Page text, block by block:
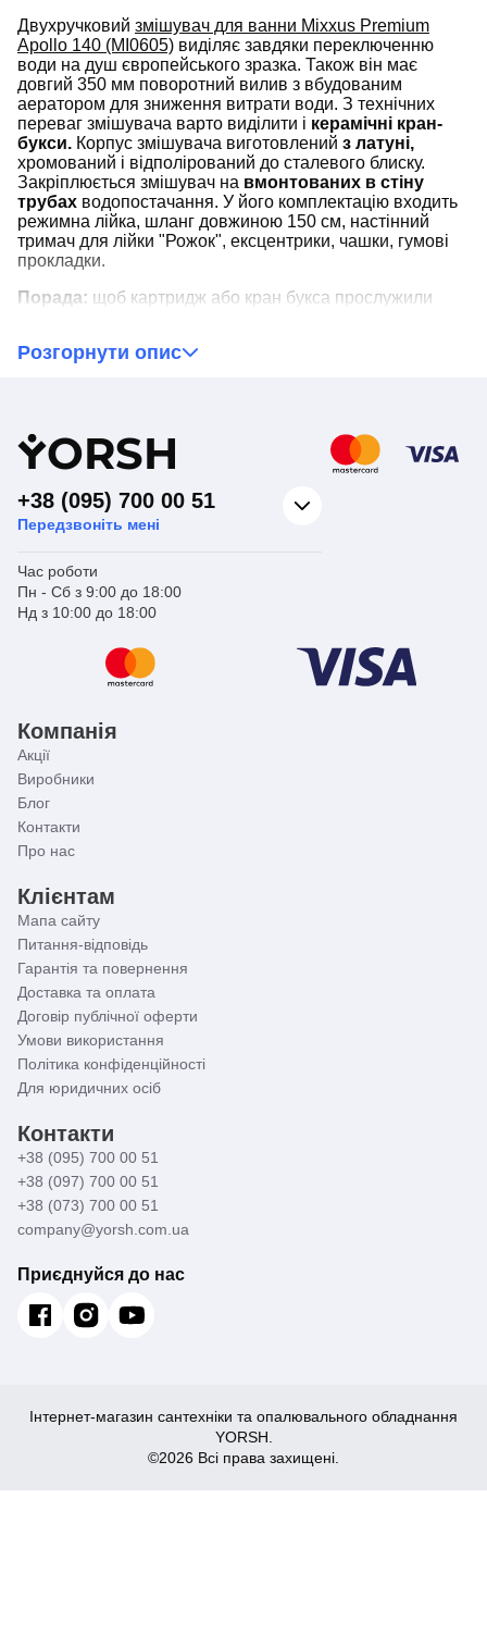
Двухручковий змішувач для ванни Mixxus Premium
Apollo 140 (MI0605) виділяє завдяки переключенню
води на душ європейського зразка. Також він має
довгий 350 мм поворотний вилив з вбудованим
аератором для зниження витрати води. З технічних
переваг змішувача варто виділити і керамічні кран-
букси. Корпус змішувача виготовлений з латуні,
хромований і відполірований до сталевого блиску.
Закріплюється змішувач на вмонтованих в стіну
трубах водопостачання. У його комплектацію входить
режимна лійка, шланг довжиною 150 см, настінний
тримач для лійки "Рожок", ексцентрики, чашки, гумові
прокладки.
Порада: щоб картридж або кран букса прослужили
запірний елемент змішувача.
зовнішній вигляд. У разі пошкодження товару, або
неповної комплектації замовлення звертайтесь до нас
по телефону для оперативного вирішення питання.
Розгорнути опис
YORSH
+38 (095) 700 00 51
Передзвоніть мені
Час роботи
Пн - Сб з 9:00 до 18:00
Нд з 10:00 до 18:00
Компанія
Акції
Виробники
Блог
Контакти
Про нас
Клієнтам
Мапа сайту
Питання-відповідь
Гарантія та повернення
Доставка та оплата
Договір публічної оферти
Умови використання
Політика конфіденційності
Для юридичних осіб
Контакти
+38 (095) 700 00 51
+38 (097) 700 00 51
+38 (073) 700 00 51
company@yorsh.com.ua
Приєднуйся до нас
Інтернет-магазин сантехніки та опалювального обладнання
YORSH.
©2026 Всі права захищені.